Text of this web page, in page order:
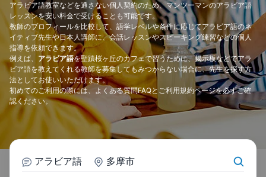
アラビア語教室などを通さない個人契約のため、マンツーマンのアラビア語
レッスンを安い料金で受けることも可能です。
教師のプロフィールを比較して、語学レベルや条件に応じてアラビア語のネ
イティブ先生や日本人講師に、会話レッスンやスピーキング練習などの個人
指導を依頼できます。
例えば、 アラビア語を聖蹟桜ヶ丘のカフェで習うために、掲示板などでアラ
ビア語を教えてくれる教師を募集してもみつからない場合に、先生を探す方
法としてお使いいただけます。
初めてのご利用の際には、 よくある質問FAQと ご利用規約ページを必ずご確
認ください。
アラビア語 多摩市